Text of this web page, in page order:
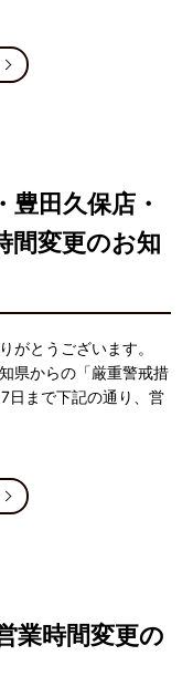
田久保店・
間変更のお知
がとうございます。
県からの「厳重警戒措
日まで下記の通り、営
業時間変更の